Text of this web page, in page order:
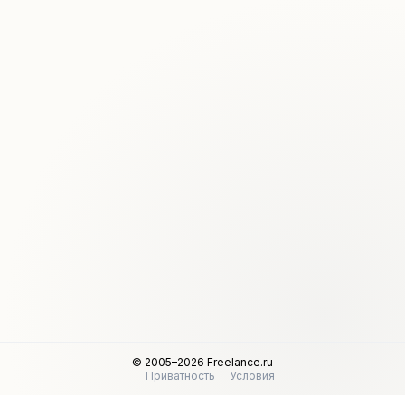
© 2005–2026 Freelance.ru
Приватность
Условия